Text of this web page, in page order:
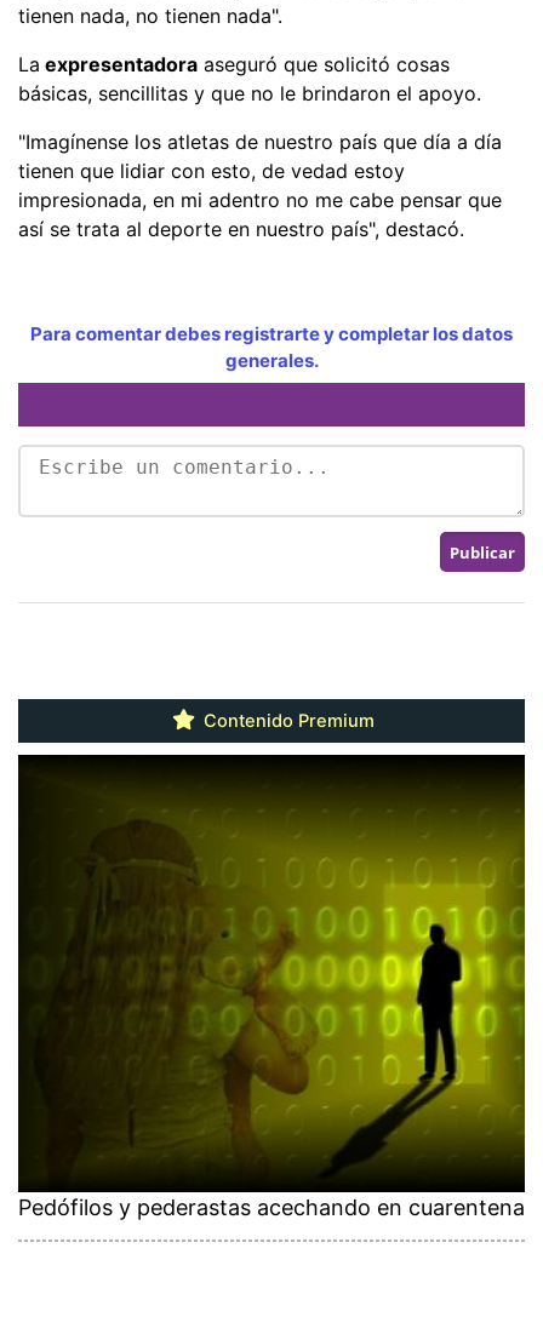
tienen nada, no tienen nada".
La expresentadora aseguró que solicitó cosas
básicas, sencillitas y que no le brindaron el apoyo.
"Imagínense los atletas de nuestro país que día a día
tienen que lidiar con esto, de vedad estoy
impresionada, en mi adentro no me cabe pensar que
así se trata al deporte en nuestro país", destacó.
Para comentar debes registrarte y completar los datos
generales.
Contenido Premium
Pedófilos y pederastas acechando en cuarentena